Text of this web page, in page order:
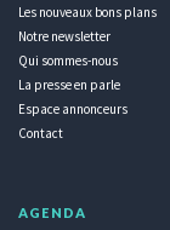
Les nouveaux bons plans
Notre newsletter
Qui sommes-nous
La presse en parle
Espace annonceurs
Contact
AGENDA